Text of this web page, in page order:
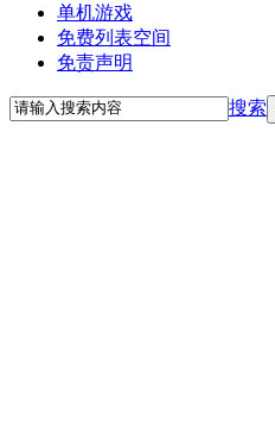
单机游戏
免费列表空间
免责声明
搜索